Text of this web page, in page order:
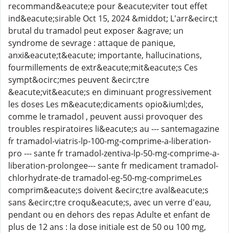
recommand&eacute;e pour &eacute;viter tout effet
ind&eacute;sirable Oct 15, 2024 &middot; L'arr&ecirc;t
brutal du tramadol peut exposer &agrave; un
syndrome de sevrage : attaque de panique,
anxi&eacute;t&eacute; importante, hallucinations,
fourmillements de extr&eacute;mit&eacute;s Ces
sympt&ocirc;mes peuvent &ecirc;tre
&eacute;vit&eacute;s en diminuant progressivement
les doses Les m&eacute;dicaments opio&iuml;des,
comme le tramadol , peuvent aussi provoquer des
troubles respiratoires li&eacute;s au --- santemagazine
fr tramadol-viatris-lp-100-mg-comprime-a-liberation-
pro --- sante fr tramadol-zentiva-lp-50-mg-comprime-a-
liberation-prolongee--- sante fr medicament tramadol-
chlorhydrate-de tramadol-eg-50-mg-comprimeLes
comprim&eacute;s doivent &ecirc;tre aval&eacute;s
sans &ecirc;tre croqu&eacute;s, avec un verre d'eau,
pendant ou en dehors des repas Adulte et enfant de
plus de 12 ans : la dose initiale est de 50 ou 100 mg,